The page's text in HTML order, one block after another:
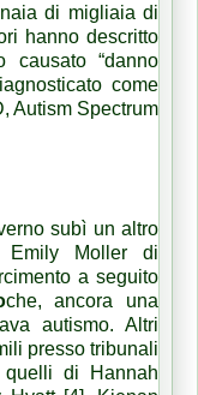
di migliaia di
hanno descritto
causato “danno
come
Autism Spectrum
subì un altro
Emily Moller di
a seguito
che, ancora una
autismo. Altri
presso tribunali
di Hannah